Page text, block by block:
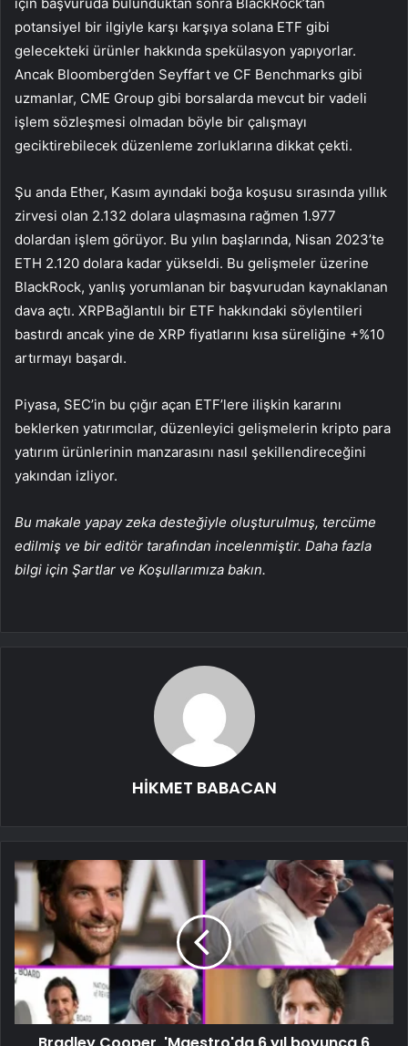
potansiyel bir ilgiyle karşı karşıya solana ETF gibi
gelecekteki ürünler hakkında spekülasyon yapıyorlar.
Ancak Bloomberg’den Seyffart ve CF Benchmarks gibi
uzmanlar, CME Group gibi borsalarda mevcut bir vadeli
işlem sözleşmesi olmadan böyle bir çalışmayı
geciktirebilecek düzenleme zorluklarına dikkat çekti.
Şu anda Ether, Kasım ayındaki boğa koşusu sırasında yıllık
zirvesi olan 2.132 dolara ulaşmasına rağmen 1.977
dolardan işlem görüyor. Bu yılın başlarında, Nisan 2023’te
ETH 2.120 dolara kadar yükseldi. Bu gelişmeler üzerine
BlackRock, yanlış yorumlanan bir başvurudan kaynaklanan
dava açtı. XRPBağlantılı bir ETF hakkındaki söylentileri
bastırdı ancak yine de XRP fiyatlarını kısa süreliğine +%10
artırmayı başardı.
Piyasa, SEC’in bu çığır açan ETF’lere ilişkin kararını
beklerken yatırımcılar, düzenleyici gelişmelerin kripto para
yatırım ürünlerinin manzarasını nasıl şekillendireceğini
yakından izliyor.
Bu makale yapay zeka desteğiyle oluşturulmuş, tercüme
edilmiş ve bir editör tarafından incelenmiştir. Daha fazla
bilgi için Şartlar ve Koşullarımıza bakın.
HİKMET BABACAN